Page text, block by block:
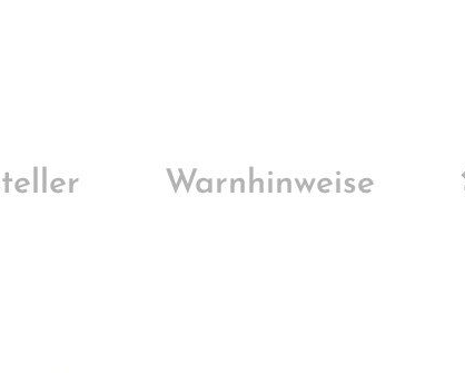
Warnhinweise